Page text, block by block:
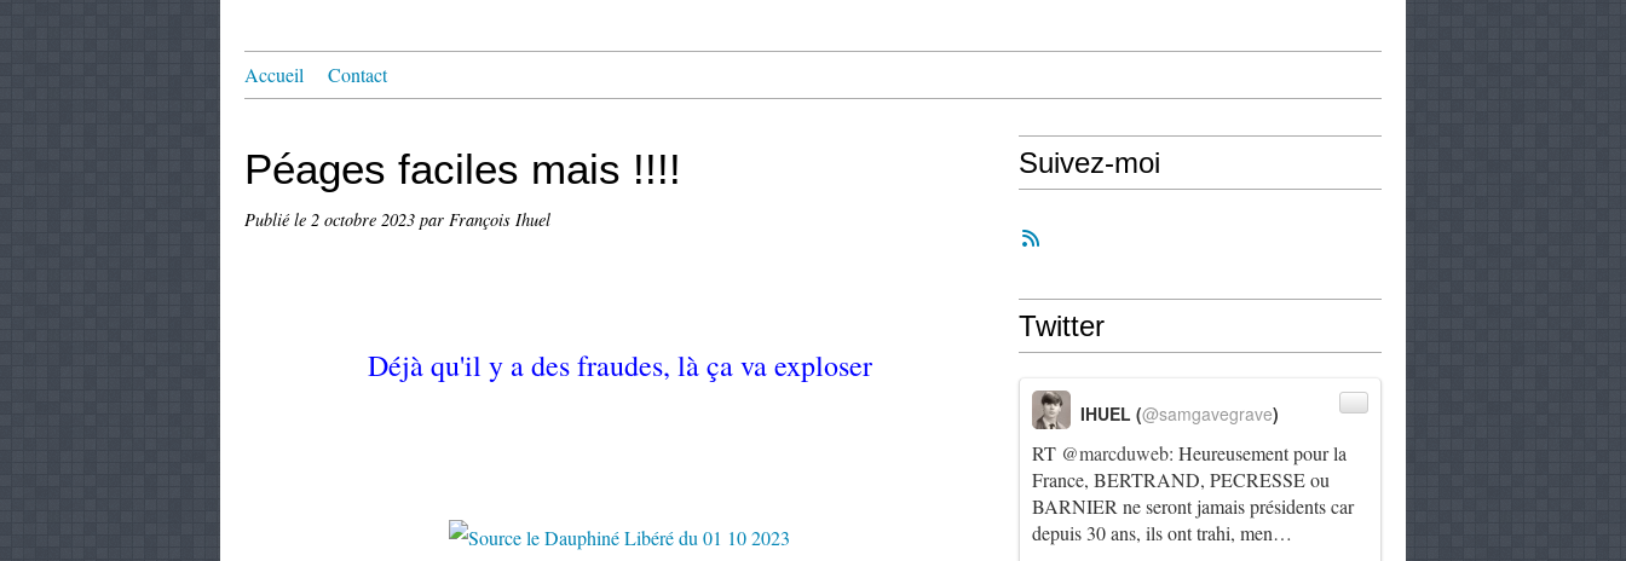
Accueil Contact
Péages faciles mais !!!!
Publié le 2 octobre 2023 par François Ihuel
Déjà qu'il y a des fraudes, là ça va exploser
Suivez-moi
Twitter
RT @marcduweb: Heureusement pour la
France, BERTRAND, PECRESSE ou
BARNIER ne seront jamais présidents car
depuis 30 ans, ils ont trahi, men…
IHUEL (@samgavegrave)